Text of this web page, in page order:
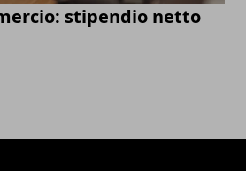
stipendio netto